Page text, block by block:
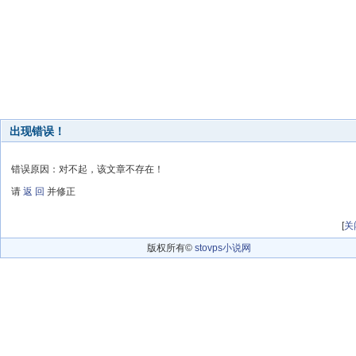
出现错误！
错误原因：对不起，该文章不存在！
请 返 回 并修正
[关
版权所有© stovps小说网